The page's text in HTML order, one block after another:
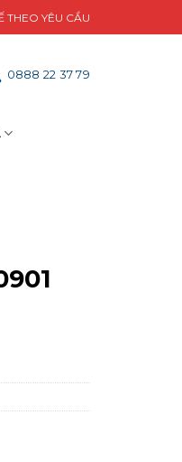
THEO YÊU CẦU
0888 22 37 79